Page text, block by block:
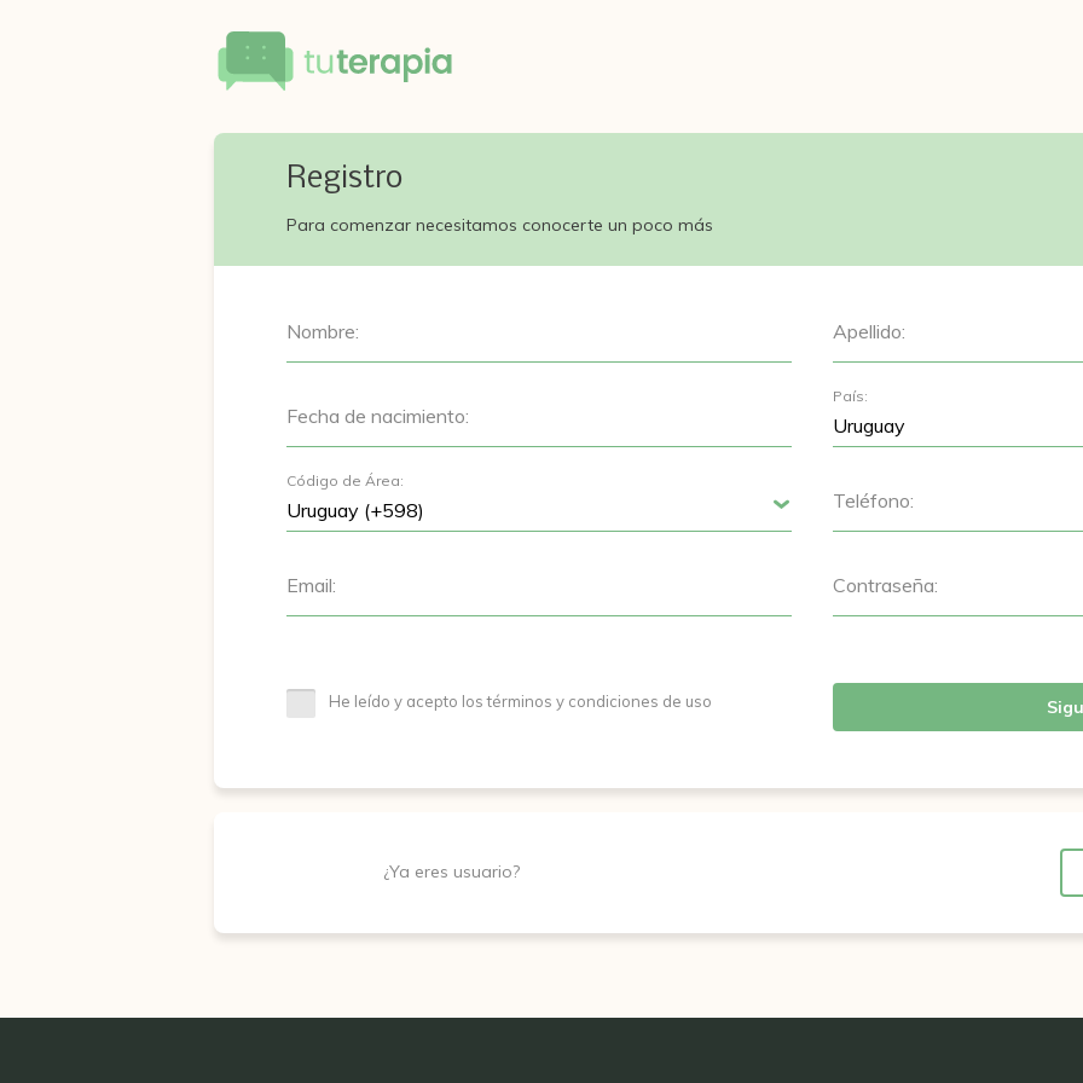
Registro
Para comenzar necesitamos conocerte un poco más
Nombre: Apellido:
Fecha de nacimiento:
País:
Código de Área:
Teléfono:
Email: Contraseña:
He leído y acepto los términos y condiciones de uso
¿Ya eres usuario?